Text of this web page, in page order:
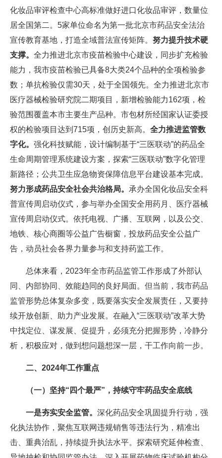
化妆品审评检查中心高标准做好进口化妆品审评，数量位
居全国第二。5家单位命名为第一批北京市药品安全法治
宣传教育基地，打造全域普法宣传矩阵。努力提升技术硬
支撑。 全力推进北京市疫苗检验中心建设，同步扩充检验
能力，我市疫苗检验已具备8大类24个品种的全项检验参
数；单抗检验仅需30天，处于全国领先。全力推进北京市
医疗器械检验研究院二期项目，新增检验能力162项，检
验范围覆盖本市主要生产品种。市包材所经国家认证委授
权的检验项目达到715项，创历史新高。 全力推进监管数
字化。 强化科技赋能，设计编制基于“三医联动”的药品全
生命周期管理系统建设方案，探索“三医联动”数字化管理
新路径；公共卫生应急物资保障信息平台建设基本完成。
努力形成药品安全社会共治格局。 承办全国化妆品安全科
普宣传周启动仪式，参与举办全国安全用药月、医疗器械
宣传周启动仪式。依托电视、广播、互联网，以及公交、
地铁、核心商圈等公益广告橱窗，投放药品安全公益广
告，动员社会各界力量参与和支持药监工作。
总体来看，2023年全市药品监管工作形成了外部认
同、内部协同、效能趋同的良好局面。但当前，我市药品
监管形势总体复杂多变，既要落实安全发展责任，又要持
续开放创新、助力产业发展。在融入“三医联动”改革大势
中找定位、谋发展、促提升，必须充分把握形势，冷静分
析，积极应对，做到想问题想深一层，干工作向前一步。
二、2024年工作重点
（一）坚持“四个最严”，持续守牢药品安全底线
一是夯实安全监管。 深化药品安全巩固提升行动，强
化执法协作，聚焦互联网违规销售等违法行为，精准出
击、重典治乱，持续提升执法水平。探索研究延伸检查、